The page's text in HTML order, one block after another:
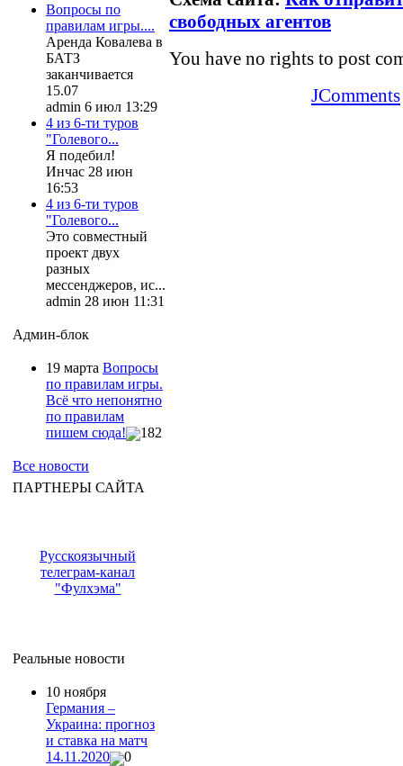
Вопросы по
правилам игры....
Аренда Ковалева в
БАТЗ
заканчивается
15.07
admin 6 июл 13:29
4 из 6-ти туров
"Голевого...
Я подебил!
Инчас 28 июн
16:53
4 из 6-ти туров
"Голевого...
Это совместный
проект двух
разных
мессенджеров, ис...
admin 28 июн 11:31
Админ-блок
19 марта Вопросы
по правилам игры.
Всё что непонятно
по правилам
пишем сюда!
182
Все новости
ПАРТНЕРЫ САЙТА
Русскоязычный
телеграм-канал
"Фулхэма"
Реальные новости
10 ноября
Германия –
Украина: прогноз
и ставка на матч
14.11.2020
0
свободных агентов
You have no rights to post
JComments